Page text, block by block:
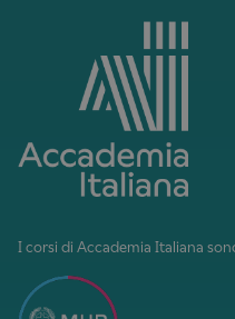
I corsi di Accademia Italiana